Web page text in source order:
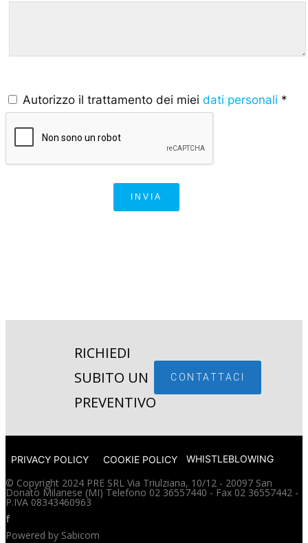
Autorizzo il trattamento dei miei dati personali *
RICHIEDI
SUBITO UN
PREVENTIVO
CONTATTACI
PRIVACY POLICY COOKIE POLICY WHISTLEBLOWING
© Copyright 2024 PRE SRL Via Triulziana, 10/12 - 20097 San
Donato Milanese (MI) Telefono 02 36557440 - Fax 02 36557442 -
P.IVA 08343460963
f
Powered by Sabicom